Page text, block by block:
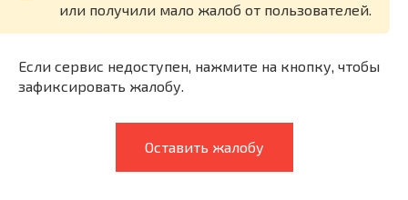
или получили мало жалоб от пользователей.
Если сервис недоступен, нажмите на кнопку, чтобы
зафиксировать жалобу.
Оставить жалобу